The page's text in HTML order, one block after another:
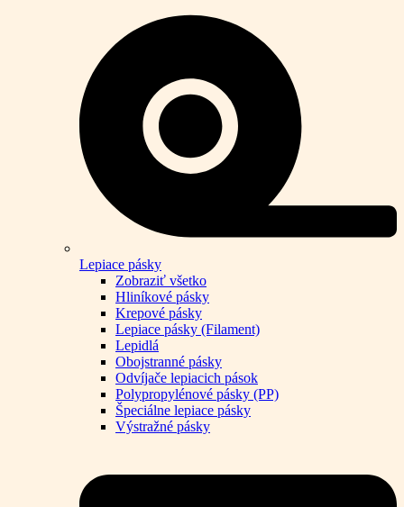
Lepiace pásky
Zobraziť všetko
Hliníkové pásky
Krepové pásky
Lepiace pásky (Filament)
Lepidlá
Obojstranné pásky
Odvíjače lepiacich pások
Polypropylénové pásky (PP)
Špeciálne lepiace pásky
Výstražné pásky